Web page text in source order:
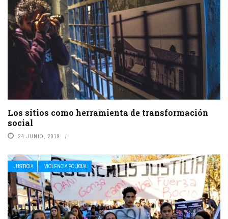
Los sitios como herramienta de transformación
social
24 JUNIO, 2019
JUSTICIA VIOLENCIA POLICIAL